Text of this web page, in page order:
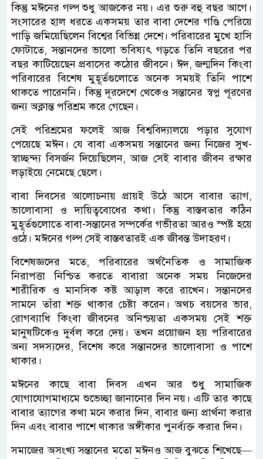
কিন্তু মঈনের গল্প শুধু আজকের নয়। এর শুরু বহু বছর আগে।
সংসারের হাল ধরতে একসময় তার বাবা দেশের গণ্ডি পেরিয়ে
পাড়ি জমিয়েছিলেন বিশ্বের বিভিন্ন দেশে। পরিবারের মুখে হাসি
ফোটাতে, সন্তানদের ভালো ভবিষ্যৎ গড়তে তিনি বছরের পর
বছর কাটিয়েছেন প্রবাসের কঠোর জীবনে। ঈদ, জন্মদিন কিংবা
পরিবারের বিশেষ মুহূর্তগুলোতে অনেক সময়ই তিনি পাশে
থাকতে পারেননি। কিন্তু দূরদেশে থেকেও সন্তানের স্বপ্ন পূরণের
জন্য অক্লান্ত পরিশ্রম করে গেছেন।
সেই পরিশ্রমের ফলেই আজ বিশ্ববিদ্যালয়ে পড়ার সুযোগ
পেয়েছে মঈন। যে বাবা একসময় সন্তানের জন্য নিজের সুখ-
স্বাচ্ছন্দ্য বিসর্জন দিয়েছিলেন, আজ সেই বাবার জীবন রক্ষার
লড়াইয়ে নেমেছে ছেলে।
বাবা দিবসের আলোচনায় প্রায়ই উঠে আসে বাবার ত্যাগ,
ভালোবাসা ও দায়িত্ববোধের কথা। কিন্তু বাস্তবতার কঠিন
মুহূর্তগুলোতে বাবা-সন্তানের সম্পর্কের গভীরতা আরও স্পষ্ট হয়ে
ওঠে। মঈনের গল্প সেই বাস্তবতারই এক জীবন্ত উদাহরণ।
বিশেষজ্ঞদের মতে, পরিবারের অর্থনৈতিক ও সামাজিক
নিরাপত্তা নিশ্চিত করতে বাবারা অনেক সময় নিজেদের
শারীরিক ও মানসিক কষ্ট আড়াল করে রাখেন। সন্তানদের
সামনে তাঁরা শক্ত থাকার চেষ্টা করেন। অথচ বয়সের ভার,
রোগব্যাধি কিংবা জীবনের অনিশ্চয়তা একসময় সেই শক্ত
মানুষটিকেও দুর্বল করে দেয়। তখন প্রয়োজন হয় পরিবারের
অন্য সদস্যদের, বিশেষ করে সন্তানদের ভালোবাসা ও পাশে
থাকার।
মঈনের কাছে বাবা দিবস এখন আর শুধু সামাজিক
যোগাযোগমাধ্যমে শুভেচ্ছা জানানোর দিন নয়। এটি তার কাছে
বাবার ত্যাগের কথা মনে করার দিন, বাবার জন্য প্রার্থনা করার
দিন এবং বাবার পাশে থাকার অঙ্গীকার পুনর্ব্যক্ত করার দিন।
সমাজের অসংখ্য সন্তানের মতো মঈনও আজ বুঝতে শিখেছে—